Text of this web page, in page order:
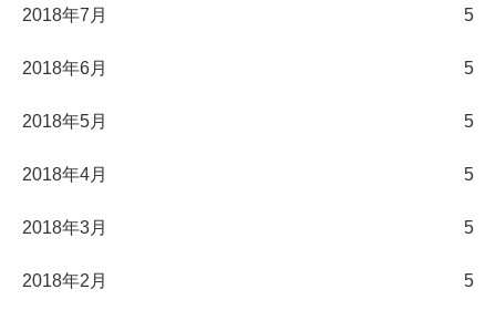
2018年7月 5
2018年6月 5
2018年5月 5
2018年4月 5
2018年3月 5
2018年2月 5